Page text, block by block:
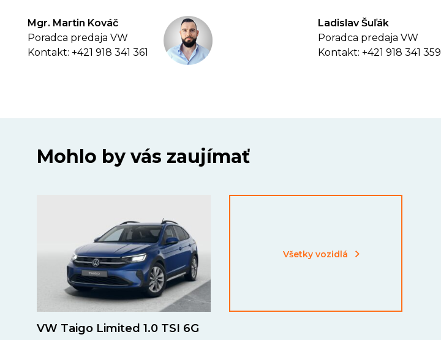
Mgr. Martin Kováč
Poradca predaja VW
Kontakt: +421 918 341 361
Ladislav Šuľák
Poradca predaja VW
Kontakt: +421 918 341 359
Mohlo by vás zaujímať
VW Taigo Limited 1.0 TSI 6G
Všetky vozidlá